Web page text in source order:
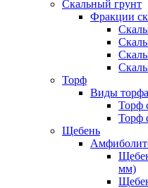
Скальный грунт
Фракции
Торф
Виды торфа
Торф
Торф
Щебень
мм)